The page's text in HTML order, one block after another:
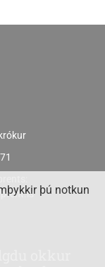
þú notkun